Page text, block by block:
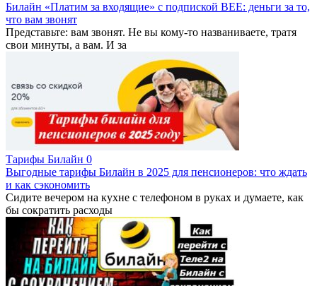
Билайн «Платим за входящие» с подпиской BEE: деньги за то,
что вам звонят
Представьте: вам звонят. Не вы кому-то названиваете, тратя
свои минуты, а вам. И за
Тарифы Билайн 0
Выгодные тарифы Билайн в 2025 для пенсионеров: что ждать
и как сэкономить
Сидите вечером на кухне с телефоном в руках и думаете, как
бы сократить расходы